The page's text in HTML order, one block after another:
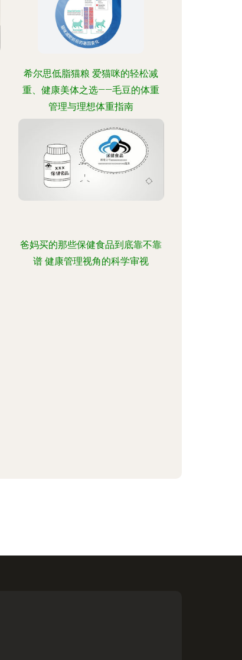
希尔思低脂猫粮 爱猫咪的轻松减
重、健康美体之选——毛豆的体重
管理与理想体重指南
爸妈买的那些保健食品到底靠不靠
谱 健康管理视角的科学审视